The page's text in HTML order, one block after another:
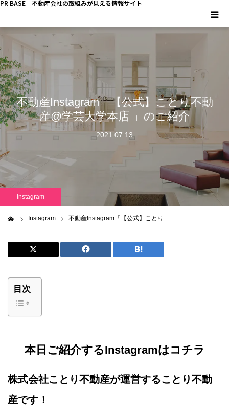
PR BASE 不動産会社の取組みが見える情報サイト
不動産Instagram「【公式】ことり不動
産@学芸大学本店 」のご紹介
2021.07.13
Instagram
Instagram 不動産Instagram「【公式】ことり…
目次
本日ご紹介するInstagramはコチラ
株式会社ことり不動産が運営することり不動
産です！
PR BASEとは
キーマンインタビュー
不動産 YouTube
不動産 SNS
不動産関連調査
不動産事業者向けコラム